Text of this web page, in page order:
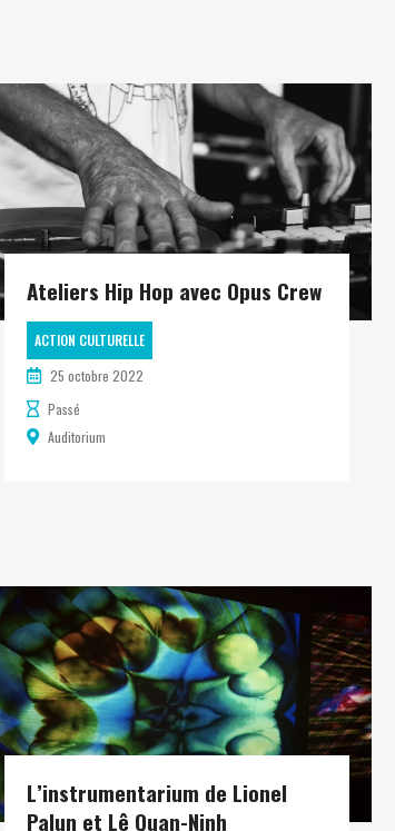
Ateliers Hip Hop avec Opus Crew
ACTION CULTURELLE
25 octobre 2022
Passé
Auditorium
L’instrumentarium de Lionel
Palun et Lê Quan-Ninh